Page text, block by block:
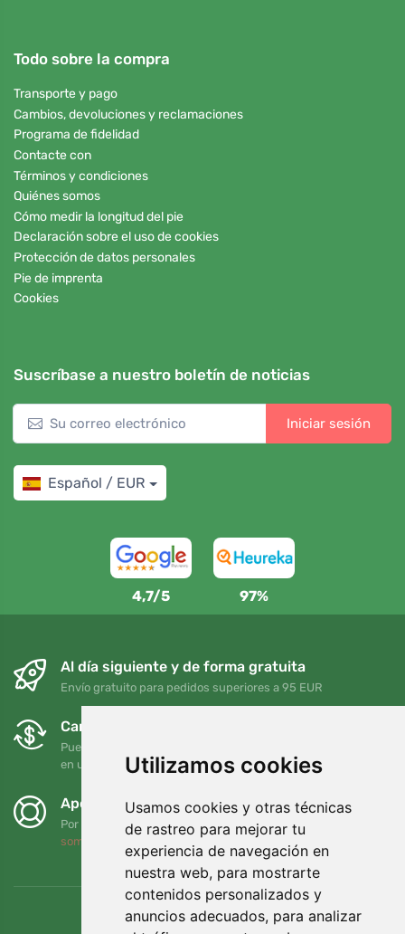
Utilizamos cookies
Usamos cookies y otras técnicas
de rastreo para mejorar tu
experiencia de navegación en
nuestra web, para mostrarte
contenidos personalizados y
anuncios adecuados, para analizar
Todo sobre la compra
Transporte y pago
Cambios, devoluciones y reclamaciones
Programa de fidelidad
Contacte con
Términos y condiciones
Quiénes somos
Cómo medir la longitud del pie
Declaración sobre el uso de cookies
Protección de datos personales
Pie de imprenta
Cookies
Suscríbase a nuestro boletín de noticias
Iniciar sesión
Español / EUR
4,7/5 97%
Al día siguiente y de forma gratuita
Envío gratuito para pedidos superiores a 95 EUR
Cambios y devoluciones gratuitos
Puede devolver o cambiar su pedido en cualquier momento
en un plazo de 90 días
Apoyamos a Trees.org
Por cada pedido plantamos un árbol. Leer más
somos